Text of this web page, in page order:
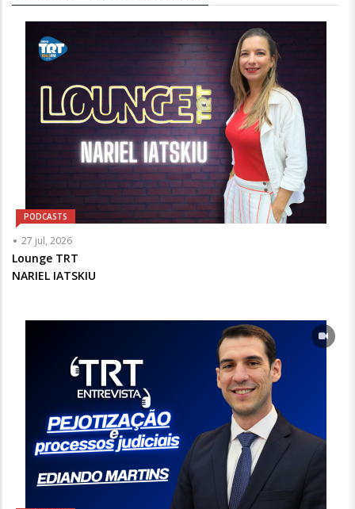
PODCASTS
27 jul, 2026
Articulista
ou
Chamada
Lounge TRT
NARIEL IATSKIU